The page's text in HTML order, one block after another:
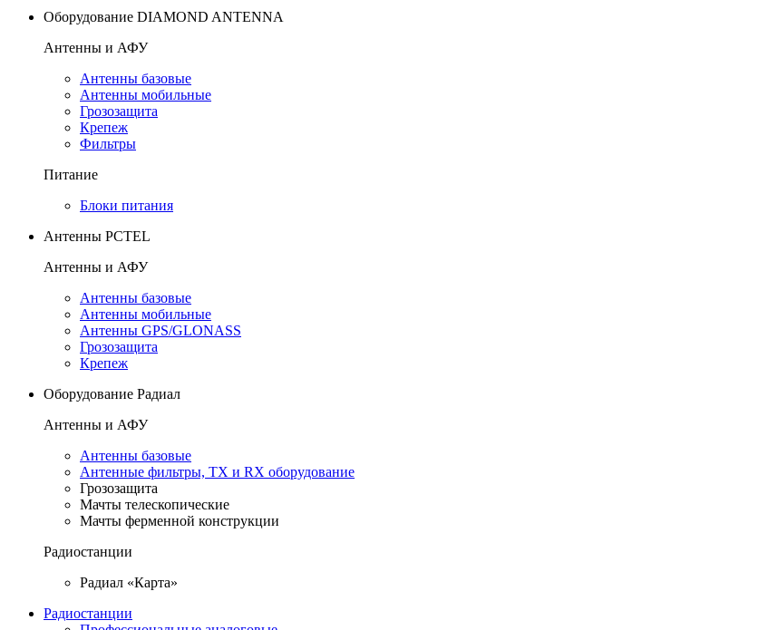
Оборудование DIAMOND ANTENNA
Антенны и АФУ
Антенны базовые
Антенны мобильные
Грозозащита
Крепеж
Фильтры
Питание
Блоки питания
Антенны PCTEL
Антенны и АФУ
Антенны базовые
Антенны мобильные
Антенны GPS/GLONASS
Грозозащита
Крепеж
Оборудование Радиал
Антенны и АФУ
Антенны базовые
Антенные фильтры, TX и RX оборудование
Грозозащита
Мачты телескопические
Мачты ферменной конструкции
Радиостанции
Радиал «Карта»
Радиостанции